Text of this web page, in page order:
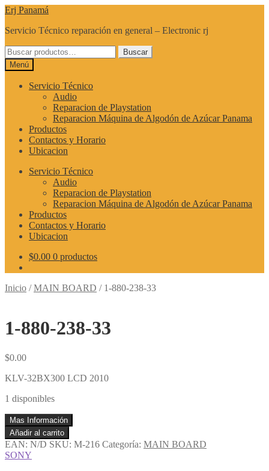
Ir
la
Ir
contenido
Erj Panamá
Servicio Técnico reparación en general – Electronic rj
Buscar
por:
Buscar
Menú
Servicio Técnico
Audio
Reparacion de Playstation
Reparacion Máquina de Algodón de Azúcar Panama
Productos
Contactos y Horario
Ubicacion
Servicio Técnico
Audio
Reparacion de Playstation
Reparacion Máquina de Algodón de Azúcar Panama
Productos
Contactos y Horario
Ubicacion
$0.00 0 productos
Inicio /MAIN BOARD / 1-880-238-33
1-880-238-33
$0.00
KLV-32BX300 LCD 2010
1 disponibles
Mas Información
1-
880-
238-
Añadir al carrito
EAN: N/D SKU: M-216 Categoría: MAIN BOARD
SONY